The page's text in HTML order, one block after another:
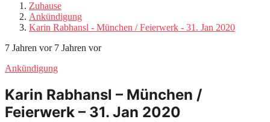
Zuhause
Ankündigung
Karin Rabhansl - München / Feierwerk - 31. Jan 2020
7 Jahren vor 7 Jahren vor
Ankündigung
Karin Rabhansl – München /
Feierwerk – 31. Jan 2020